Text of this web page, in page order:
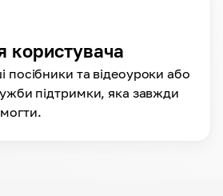
користувача
посібники та відеоуроки або
підтримки, яка завжди